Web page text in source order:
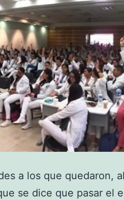
a los que quedaron,
se dice que pasar el